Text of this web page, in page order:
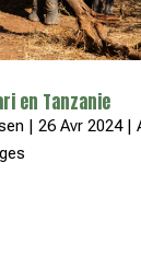
en Tanzanie
|26 Avr 2024|